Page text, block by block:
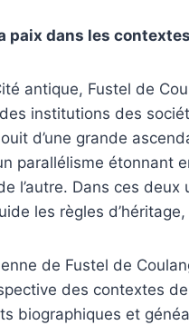
paix dans les
antique, Fustel de
institutions des
d’une grande
parallélisme étonnant
l’autre. Dans ces
les règles
de Fustel de
des contextes
biographiques et